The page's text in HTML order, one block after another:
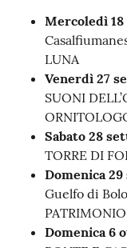
Mercoledì
LUNA
Venerdì 27
SUONI
Sabato 28
TORRE DI
Domenica
Guelfo di
Domenica 6